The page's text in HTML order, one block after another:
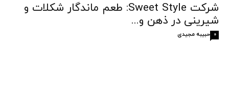
شرکت Sweet Style: طعم ماندگار شکلات و
شیرینی در ذهن و...
حبیبه مجیدی 0